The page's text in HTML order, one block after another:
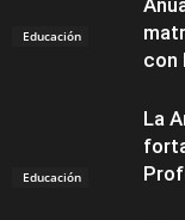
Educación
con
Educación
La